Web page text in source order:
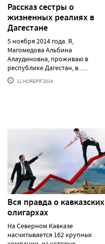
Рассказ сестры о
жизненных реалиях в
Дагестане
5 ноября 2014 года. Я,
Магомедова Альбина
Алаудиновна, проживаю в
республике Дагестан, в......
11 НОЯБРЯ'2014
Вся правда о кавказских
олигархах
На Северном Кавказе
насчитывается 162 крупных